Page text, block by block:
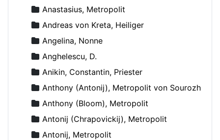
Anastasius, Metropolit
Andreas von Kreta, Heiliger
Angelina, Nonne
Anghelescu, D.
Anikin, Constantin, Priester
Anthony (Antonij), Metropolit von Sourozh
Anthony (Bloom), Metropolit
Antonij (Chrapovickij), Metropolit
Antonij, Metropolit